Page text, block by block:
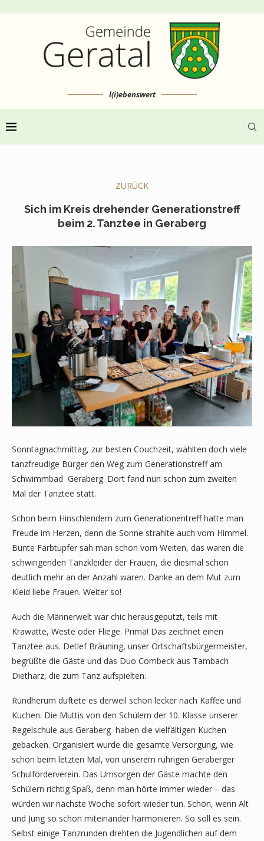
l(i)ebenswert
ZURÜCK
Sich im Kreis drehender Generationstreff
beim 2. Tanztee in Geraberg
Sonntagnachmittag, zur besten Couchzeit, wählten doch viele
tanzfreudige Bürger den Weg zum Generationstreff am
Schwimmbad Geraberg. Dort fand nun schon zum zweiten
Mal der Tanztee statt.
Schon beim Hinschlendern zum Generationentreff hatte man
Freude im Herzen, denn die Sonne strahlte auch vom Himmel.
Bunte Farbtupfer sah man schon vom Weiten, das waren die
schwingenden Tanzkleider der Frauen, die diesmal schon
deutlich mehr an der Anzahl waren. Danke an dem Mut zum
Kleid liebe Frauen. Weiter so!
Auch die Männerwelt war chic herausgeputzt, teils mit
Krawatte, Weste oder Fliege. Prima! Das zeichnet einen
Tanztee aus. Detlef Bräuning, unser Ortschaftsbürgermeister,
begrüßte die Gäste und das Duo Combeck aus Tambach
Dietharz, die zum Tanz aufspielten.
Rundherum duftete es derweil schon lecker nach Kaffee und
Kuchen. Die Muttis von den Schülern der 10. Klasse unserer
Regelschule aus Geraberg haben die vielfältigen Kuchen
gebacken. Organisiert wurde die gesamte Versorgung, wie
schon beim letzten Mal, von unserem rührigen Geraberger
Schulförderverein. Das Umsorgen der Gäste machte den
Schülern richtig Spaß, denn man hörte immer wieder – das
würden wir nächste Woche sofort wieder tun. Schön, wenn Alt
und Jung so schön miteinander harmonieren. So soll es sein.
Selbst einige Tanzrunden drehten die Jugendlichen auf dem